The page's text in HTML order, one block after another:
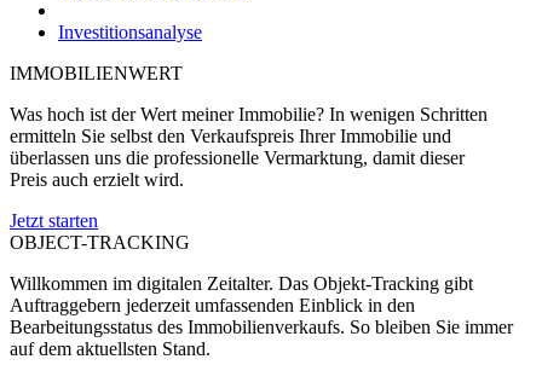
Investitionsanalyse
IMMOBILIENWERT
Was hoch ist der Wert meiner Immobilie? In wenigen Schritten
ermitteln Sie selbst den Verkaufspreis Ihrer Immobilie und
überlassen uns die professionelle Vermarktung, damit dieser
Preis auch erzielt wird.
Jetzt starten
OBJECT-TRACKING
Willkommen im digitalen Zeitalter. Das Objekt-Tracking gibt
Auftraggebern jederzeit umfassenden Einblick in den
Bearbeitungsstatus des Immobilienverkaufs. So bleiben Sie immer
auf dem aktuellsten Stand.